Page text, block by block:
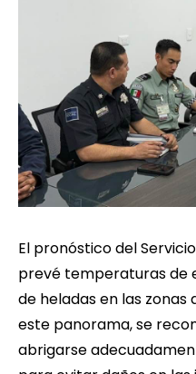
El pronóstico del
prevé temperaturas de
de heladas en las zonas
este panorama, se
abrigarse